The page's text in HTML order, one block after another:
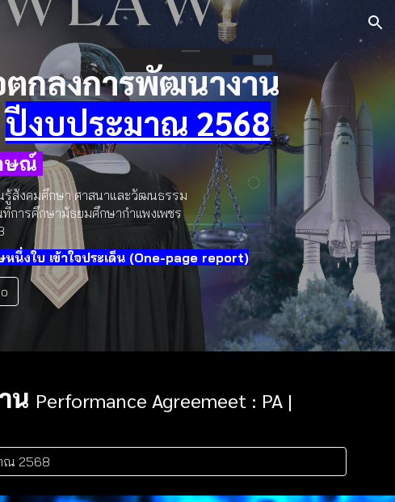
กลงการพัฒนางาน
ปีงบประมาณ 2568
ษณ์
รู้สังคมศึกษา ศาสนาและวัฒนธรรม
ที่การศึกษามัธยมศึกษากำแพงเพชร
งใบ เข้าใจประเด็น (One-page report)
น Performance Agreemeet : PA |
ณ 2568